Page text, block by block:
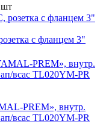
с фланцем 3"
PREM», внутр.
всас TL020YM-PR